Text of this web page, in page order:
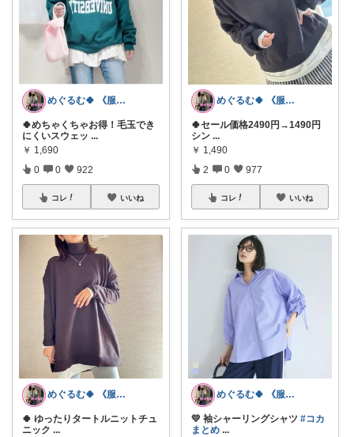
めぐるむ🍀 《服と暮らし》朝コレ
🍀めちゃくちゃお得！毛玉でき
にくいスウェッ ...
￥ 1,690
0 0 922
コレ いいね
めぐるむ🍀 《服と暮らし》朝コレ
🍀 ゆったりタートルニットチュ
ニック ...
めぐるむ🍀 《服と暮らし》朝コレ
🍀セール価格2490円→1490円
シン ...
￥ 1,490
2 0 977
コレ いいね
めぐるむ🍀 《服と暮らし》朝コレ
💛 袖シャーリングシャツ #コカ
まとめ ...